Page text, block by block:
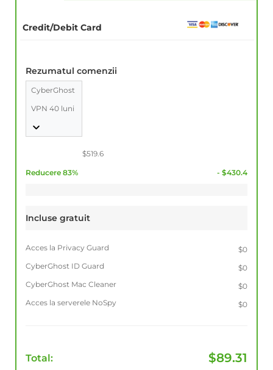
Credit/Debit Card
Rezumatul comenzii
CyberGhost
VPN 40 luni
$519.6
Reducere 83% - $430.4
Incluse gratuit
Acces la Privacy Guard
$0
CyberGhost ID Guard
$0
CyberGhost Mac Cleaner
$0
Acces la serverele NoSpy
$0
Total: $89.31